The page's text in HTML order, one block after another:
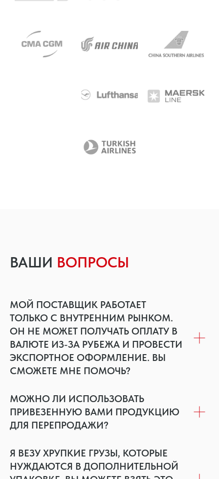
ВАШИ ВОПРОСЫ
МОЙ ПОСТАВЩИК РАБОТАЕТ
ТОЛЬКО С ВНУТРЕННИМ РЫНКОМ.
ОН НЕ МОЖЕТ ПОЛУЧАТЬ ОПЛАТУ В
ВАЛЮТЕ ИЗ-ЗА РУБЕЖА И ПРОВЕСТИ
ЭКСПОРТНОЕ ОФОРМЛЕНИЕ. ВЫ
СМОЖЕТЕ МНЕ ПОМОЧЬ?
МОЖНО ЛИ ИСПОЛЬЗОВАТЬ
ПРИВЕЗЕННУЮ ВАМИ ПРОДУКЦИЮ
ДЛЯ ПЕРЕПРОДАЖИ?
Я ВЕЗУ ХРУПКИЕ ГРУЗЫ, КОТОРЫЕ
НУЖДАЮТСЯ В ДОПОЛНИТЕЛЬНОЙ